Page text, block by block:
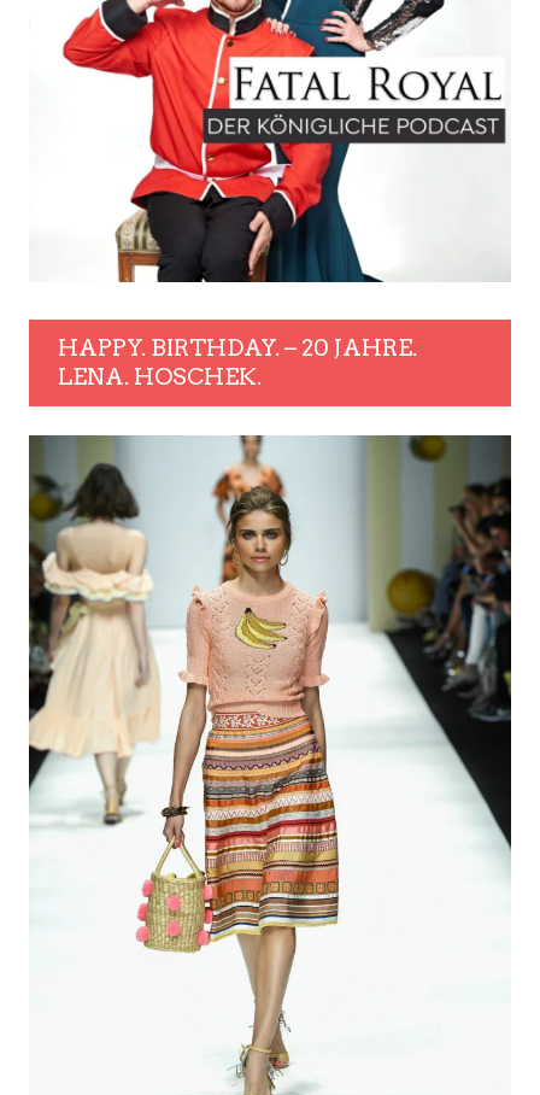
HAPPY. BIRTHDAY. – 20 JAHRE.
LENA. HOSCHEK.